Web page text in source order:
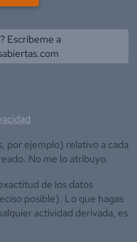
Escríbeme a
por ejemplo) relativo a cada
No me lo atribuyo.
de los datos
posible). Lo que hagas
actividad derivada, es